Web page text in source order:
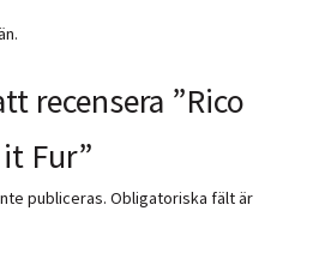
recensera ”Rico
Fur”
publiceras. Obligatoriska fält är